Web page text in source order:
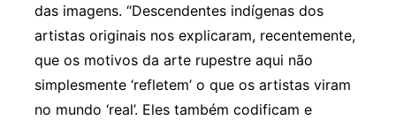
das imagens. “Descendentes indígenas dos
artistas originais nos explicaram, recentemente,
que os motivos da arte rupestre aqui não
simplesmente ‘refletem’ o que os artistas viram
no mundo ‘real’. Eles também codificam e